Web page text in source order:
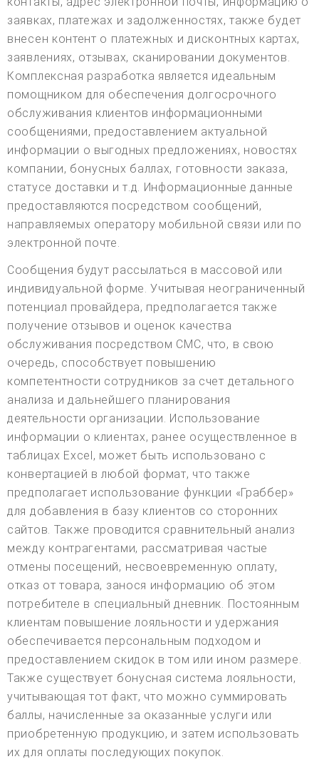
заявках, платежах и задолженностях, также будет
внесен контент о платежных и дисконтных картах,
заявлениях, отзывах, сканировании документов.
Комплексная разработка является идеальным
помощником для обеспечения долгосрочного
обслуживания клиентов информационными
сообщениями, предоставлением актуальной
информации о выгодных предложениях, новостях
компании, бонусных баллах, готовности заказа,
статусе доставки и т.д. Информационные данные
предоставляются посредством сообщений,
направляемых оператору мобильной связи или по
электронной почте.
Сообщения будут рассылаться в массовой или
индивидуальной форме. Учитывая неограниченный
потенциал провайдера, предполагается также
получение отзывов и оценок качества
обслуживания посредством СМС, что, в свою
очередь, способствует повышению
компетентности сотрудников за счет детального
анализа и дальнейшего планирования
деятельности организации. Использование
информации о клиентах, ранее осуществленное в
таблицах Excel, может быть использовано с
конвертацией в любой формат, что также
предполагает использование функции «Граббер»
для добавления в базу клиентов со сторонних
сайтов. Также проводится сравнительный анализ
между контрагентами, рассматривая частые
отмены посещений, несвоевременную оплату,
отказ от товара, занося информацию об этом
потребителе в специальный дневник. Постоянным
клиентам повышение лояльности и удержания
обеспечивается персональным подходом и
предоставлением скидок в том или ином размере.
Также существует бонусная система лояльности,
учитывающая тот факт, что можно суммировать
баллы, начисленные за оказанные услуги или
приобретенную продукцию, и затем использовать
их для оплаты последующих покупок.